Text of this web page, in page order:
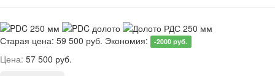
Старая цена: 59 500 руб. Экономия: -2000 руб.
Цена: 57 500 руб.